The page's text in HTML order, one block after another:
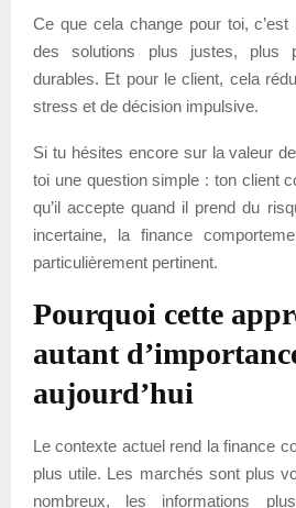
Ce que cela change pour toi,
des solutions plus justes, plus
durables. Et pour le client, cela
stress et de décision impulsive.
Si tu hésites encore sur la valeur
toi une question simple : ton client
qu’il accepte quand il prend du
incertaine, la finance
particulièrement pertinent.
Pourquoi cette
autant
aujourd’hui
Le contexte actuel rend la finance
plus utile. Les marchés sont plus
nombreux, les informations